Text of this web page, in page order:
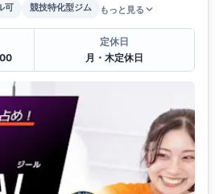
可 競技特化型ジム もっと見る
定休日
月・木定休日